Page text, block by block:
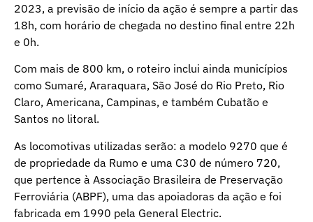
2023, a previsão de início da ação é sempre a partir das
18h, com horário de chegada no destino final entre 22h
e 0h.
Com mais de 800 km, o roteiro inclui ainda municípios
como Sumaré, Araraquara, São José do Rio Preto, Rio
Claro, Americana, Campinas, e também Cubatão e
Santos no litoral.
As locomotivas utilizadas serão: a modelo 9270 que é
de propriedade da Rumo e uma C30 de número 720,
que pertence à Associação Brasileira de Preservação
Ferroviária (ABPF), uma das apoiadoras da ação e foi
fabricada em 1990 pela General Electric.